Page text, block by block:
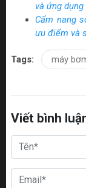
và ứng dụng
Cẩm nang
ưu điểm và
Tags: máy
Viết bình